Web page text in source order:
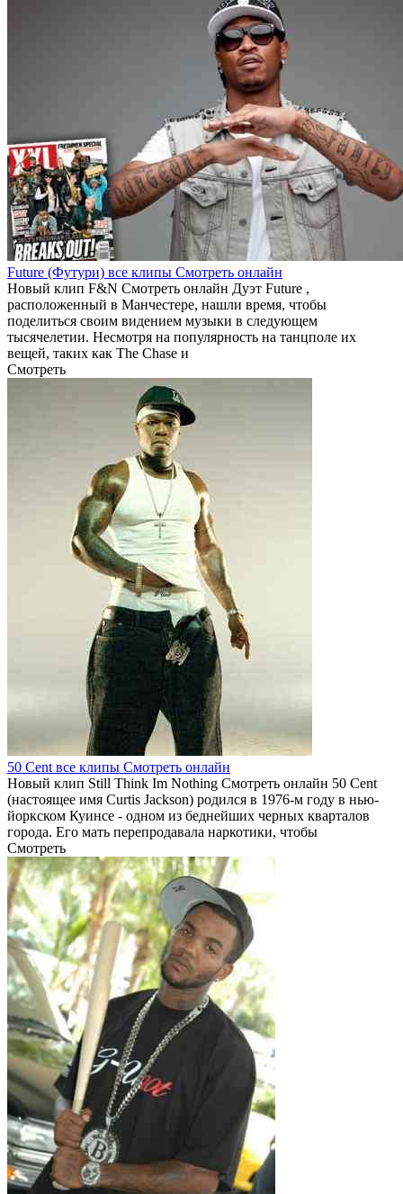
Future (Футури) все клипы Смотреть онлайн
Новый клип F&N Смотреть онлайн Дуэт Future ,
расположенный в Манчестере, нашли время, чтобы
поделиться своим видением музыки в следующем
тысячелетии. Несмотря на популярность на танцполе их
вещей, таких как The Chase и
Смотреть
50 Cent все клипы Смотреть онлайн
Новый клип Still Think Im Nothing Смотреть онлайн 50 Cent
(настоящее имя Curtis Jackson) родился в 1976-м году в нью-
йоркском Куинсе - одном из беднейших черных кварталов
города. Его мать перепродавала наркотики, чтобы
Смотреть